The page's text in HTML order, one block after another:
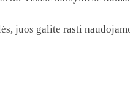
juos galite rasti